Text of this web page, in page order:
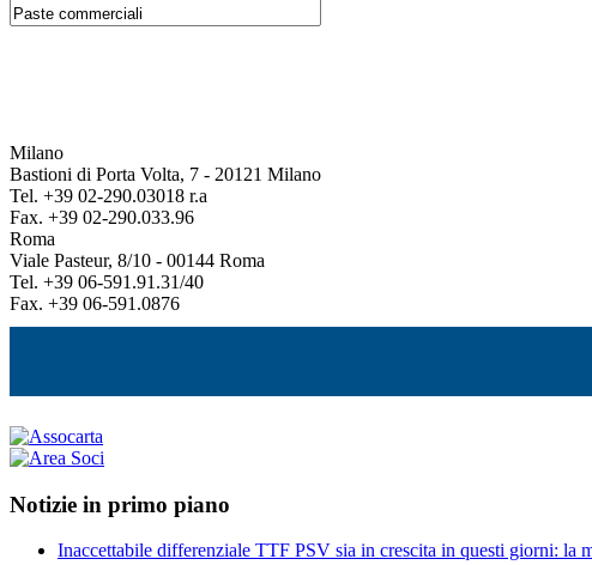
Milano
Bastioni di Porta Volta, 7 - 20121 Milano
Tel. +39 02-290.03018 r.a
Fax. +39 02-290.033.96
Roma
Viale Pasteur, 8/10 - 00144 Roma
Tel. +39 06-591.91.31/40
Fax. +39 06-591.0876
Notizie in primo piano
Inaccettabile differenziale TTF PSV sia in crescita in questi giorni: la